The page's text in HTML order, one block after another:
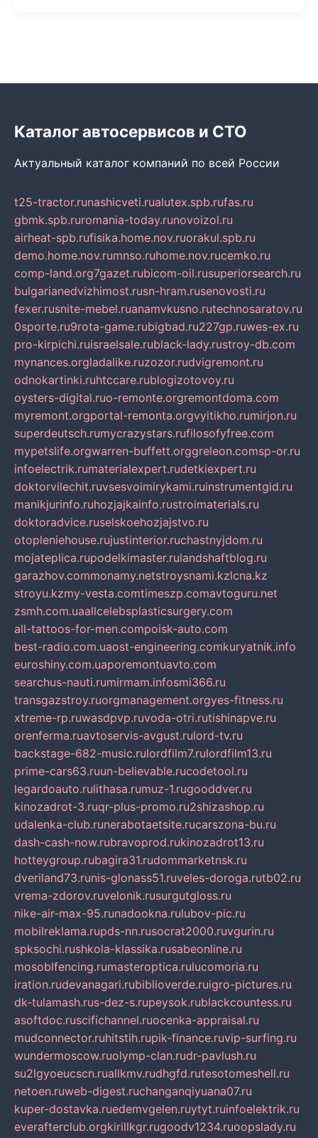
Каталог автосервисов и СТО
Актуальный каталог компаний по всей России
t25-tractor.runashicveti.rualutex.spb.rufas.ru
gbmk.spb.ruromania-today.runovoizol.ru
airheat-spb.rufisika.home.nov.ruorakul.spb.ru
demo.home.nov.rumnso.ruhome.nov.rucemko.ru
comp-land.org7gazet.rubicom-oil.rusuperiorsearch.ru
bulgarianedvizhimost.rusn-hram.rusenovosti.ru
fexer.rusnite-mebel.ruanamvkusno.rutechnosaratov.ru
0sporte.ru9rota-game.rubigbad.ru227gp.ruwes-ex.ru
pro-kirpichi.ruisraelsale.rublack-lady.rustroy-db.com
mynances.orgladalike.ruzozor.rudvigremont.ru
odnokartinki.ruhtccare.rublogizotovoy.ru
oysters-digital.ruo-remonte.orgremontdoma.com
myremont.orgportal-remonta.orgvyitikho.rumirjon.ru
superdeutsch.rumycrazystars.rufilosofyfree.com
mypetslife.orgwarren-buffett.orggreleon.comsp-or.ru
infoelectrik.rumaterialexpert.rudetkiexpert.ru
doktorvilechit.ruvsesvoimirykami.ruinstrumentgid.ru
manikjurinfo.ruhozjajkainfo.rustroimaterials.ru
doktoradvice.ruselskoehozjajstvo.ru
otopleniehouse.rujustinterior.ruchastnyjdom.ru
mojateplica.rupodelkimaster.rulandshaftblog.ru
garazhov.commonamy.netstroysnami.kzlcna.kz
stroyu.kzmy-vesta.comtimeszp.comavtoguru.net
zsmh.com.uaallcelebsplasticsurgery.com
all-tattoos-for-men.compoisk-auto.com
best-radio.com.uaost-engineering.comkuryatnik.info
euroshiny.com.uaporemontuavto.com
searchus-nauti.rumirmam.infosmi366.ru
transgazstroy.ruorgmanagement.orgyes-fitness.ru
xtreme-rp.ruwasdpvp.ruvoda-otri.rutishinapve.ru
orenferma.ruavtoservis-avgust.rulord-tv.ru
backstage-682-music.rulordfilm7.rulordfilm13.ru
prime-cars63.ruun-believable.rucodetool.ru
legardoauto.rulithasa.rumuz-1.rugooddver.ru
kinozadrot-3.ruqr-plus-promo.ru2shizashop.ru
udalenka-club.runerabotaetsite.rucarszona-bu.ru
dash-cash-now.rubravoprod.rukinozadrot13.ru
hotteygroup.rubagira31.rudommarketnsk.ru
dveriland73.runis-glonass51.ruveles-doroga.rutb02.ru
vrema-zdorov.ruvelonik.rusurgutgloss.ru
nike-air-max-95.runadookna.rulubov-pic.ru
mobilreklama.rupds-nn.rusocrat2000.ruvgurin.ru
spksochi.rushkola-klassika.rusabeonline.ru
mosoblfencing.rumasteroptica.rulucomoria.ru
iration.rudevanagari.rubiblioverde.ruigro-pictures.ru
dk-tulamash.rus-dez-s.rupeysok.rublackcountess.ru
asoftdoc.ruscifichannel.ruocenka-appraisal.ru
mudconnector.ruhitstih.rupik-finance.ruvip-surfing.ru
wundermoscow.ruolymp-clan.rudr-pavlush.ru
su2lgyoeucscn.ruallkmv.rudhgfd.rutesotomeshell.ru
netoen.ruweb-digest.ruchanganqiyuana07.ru
kuper-dostavka.ruedemvgelen.ruytyt.ruinfoelektrik.ru
everafterclub.orgkirillkgr.rugoodv1234.ruoopslady.ru